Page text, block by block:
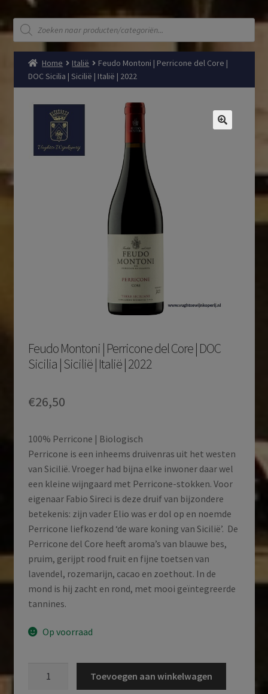
Producten
zoeken
Home Italië
Feudo Montoni | Perricone del Core |
DOC Sicilia | Sicilië | Italië | 2022
Feudo Montoni | Perricone del Core | DOC
Sicilia | Sicilië | Italië | 2022
€26,50
100% Perricone | Biologisch
Perricone is een inheems druivenras uit het westen
van Sicilië. Vroeger had bijna elke inwoner daar wel
een kleine wijngaard met Perricone-stokken. Voor
eigenaar Fabio Sireci is deze druif van bijzondere
betekenis: zijn vader Elio was er dol op en noemde
Perricone liefkozend ‘de ware koning van Sicilië’. De
Perricone del Core heeft aroma’s van blauwe bes,
pruim, gerijpt rood fruit en fijne toetsen van
lavendel, rozemarijn, cacao en zoethout. In de
mond is hij zacht en rond, met mooi geïntegreerde
tannines.
Op voorraad
Toevoegen aan winkelwagen